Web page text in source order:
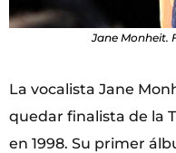
Jane Monheit.
La vocalista Jane
quedar finalista de la
en 1998. Su primer